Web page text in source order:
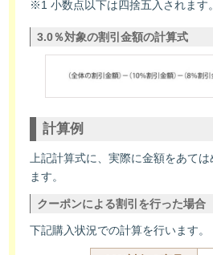
※1 小数点以下は四捨五入されます。
3.0％対象の割引金額の計算式
計算例
上記計算式に、実際に金額をあて
ます。
クーポンによる割引を行った場合
下記購入状況での計算を行います。